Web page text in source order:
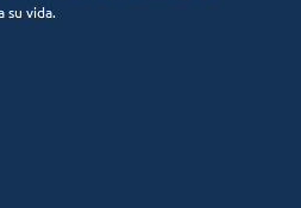
su vida.